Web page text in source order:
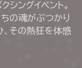
ングイベント。
の魂がぶつかり
、その熱狂を体感